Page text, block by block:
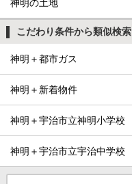
神明の土地
こだわり条件から類似検索
神明＋都市ガス
神明＋新着物件
神明＋宇治市立神明小学校
神明＋宇治市立宇治中学校